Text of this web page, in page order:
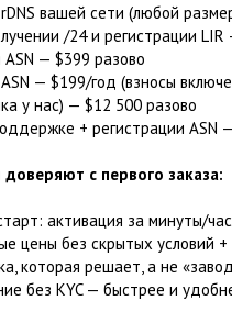
вашей сети (любой
/24 и регистрации
ASN — $399 разово
— $199/год (взносы
у нас) — $12 500 разово
+ регистрации ASN
с первого заказа:
активация за минуты/
цены без скрытых условий
которая решает, а не
без KYC — быстрее и